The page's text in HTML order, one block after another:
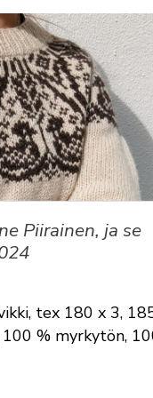
Piirainen, ja se
tex 180 x 3,
% myrkytön,